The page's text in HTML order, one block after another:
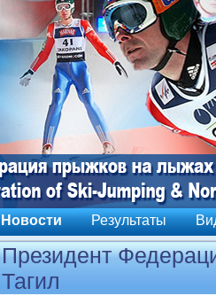
Новости Результаты
Президент
Тагил